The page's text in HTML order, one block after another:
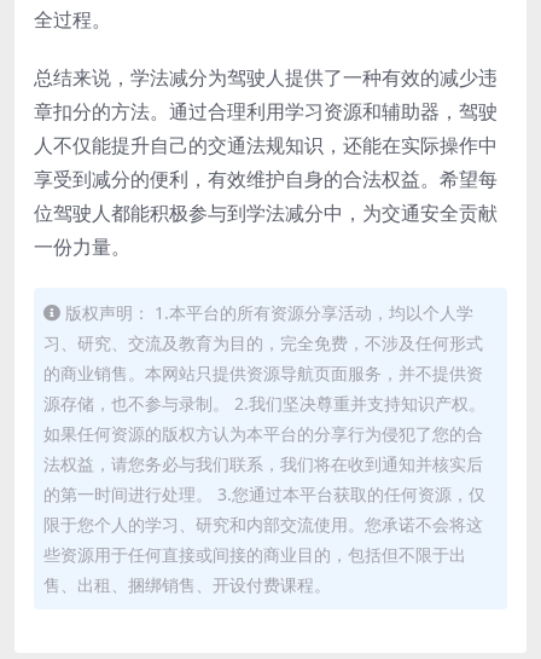
全过程。
总结来说，学法减分为驾驶人提供了一种有效的减少违
章扣分的方法。通过合理利用学习资源和辅助器，驾驶
人不仅能提升自己的交通法规知识，还能在实际操作中
享受到减分的便利，有效维护自身的合法权益。希望每
位驾驶人都能积极参与到学法减分中，为交通安全贡献
一份力量。
版权声明： 1.本平台的所有资源分享活动，均以个人学
习、研究、交流及教育为目的，完全免费，不涉及任何形式
的商业销售。本网站只提供资源导航页面服务，并不提供资
源存储，也不参与录制。 2.我们坚决尊重并支持知识产权。
如果任何资源的版权方认为本平台的分享行为侵犯了您的合
法权益，请您务必与我们联系，我们将在收到通知并核实后
的第一时间进行处理。 3.您通过本平台获取的任何资源，仅
限于您个人的学习、研究和内部交流使用。您承诺不会将这
些资源用于任何直接或间接的商业目的，包括但不限于出
售、出租、捆绑销售、开设付费课程。